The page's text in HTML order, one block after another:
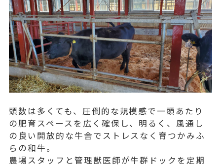
頭数は多くても、圧倒的な規模感で一頭あたり
の肥育スペースを広く確保し、明るく、風通し
の良い開放的な牛舎でストレスなく育つかみふ
らの和牛。
農場スタッフと管理獣医師が牛群ドックを定期